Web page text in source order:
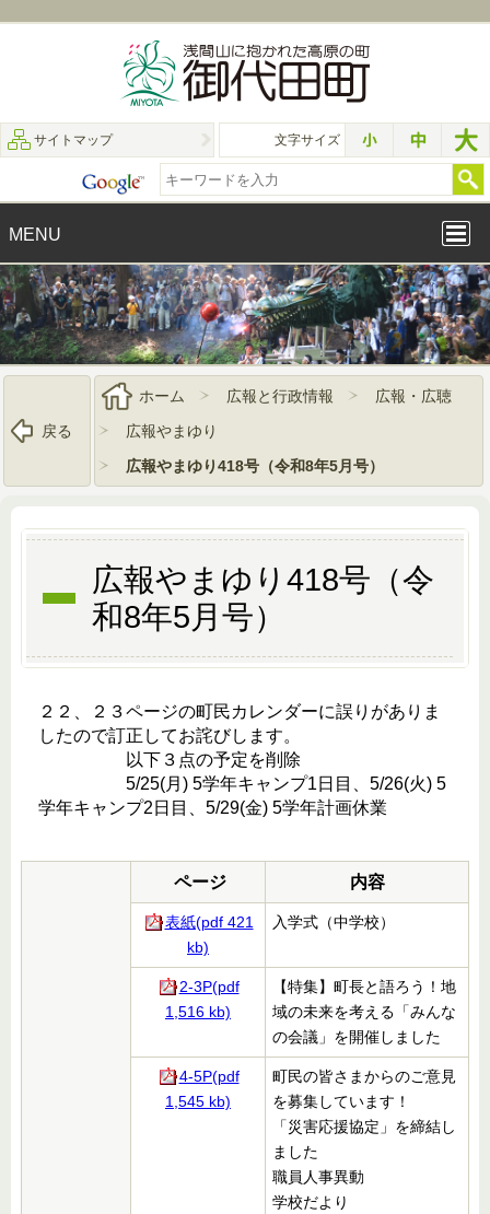
サイトマップ 文字サイズ
MENU
戻る
ホーム 広報と行政情報
広報・広聴
広報やまゆり
広報やまゆり418号（令和8年5月号）
広報やまゆり418号（令
和8年5月号）
２２、２３ページの町民カレンダーに誤りがありま
したので訂正してお詫びします。
以下３点の予定を削除
5/25(月) 5学年キャンプ1日目、5/26(火) 5
学年キャンプ2日目、5/29(金) 5学年計画休業
ページ 内容
表紙(pdf 421
kb)
入学式（中学校）
2-3P(pdf
1,516 kb)
【特集】町長と語ろう！地
域の未来を考える「みんな
の会議」を開催しました
4-5P(pdf
1,545 kb)
町民の皆さまからのご意見
を募集しています！
「災害応援協定」を締結し
ました
職員人事異動
学校だより